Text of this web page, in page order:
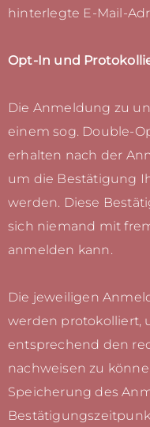
hinterlegte E-Mail-
Opt-In und
Die Anmeldung zu
einem sog. Double-
erhalten nach der
um die Bestätigung
werden. Diese
sich niemand mit
anmelden kann.
Die jeweiligen
werden protokolliert,
entsprechend den
nachweisen zu
Speicherung des